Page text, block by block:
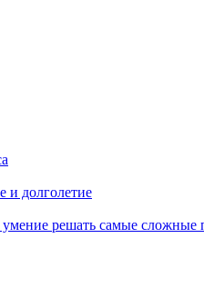
и долголетие
решать самые сложные